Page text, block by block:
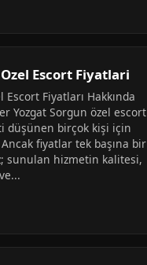
Escort Fiyatlari
Escort Fiyatları Hakkında
Yozgat Sorgun özel escort
düşünen birçok kişi için
fiyatlar tek başına bir
sunulan hizmetin kalitesi,